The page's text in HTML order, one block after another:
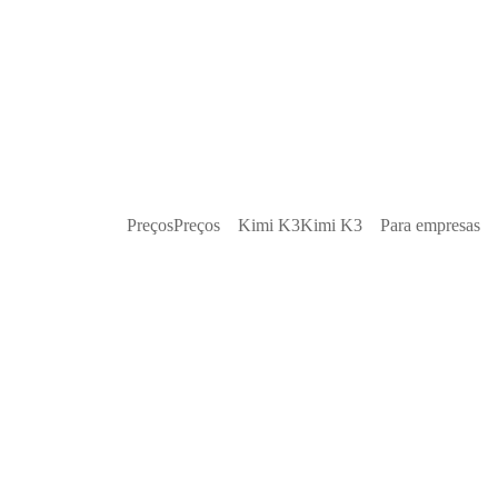
PreçosPreços Kimi K3Kimi K3 Para empresas